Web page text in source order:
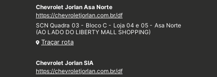
Chevrolet Jorlan Asa Norte
https://chevroletjorlan.com.br/df
SCN Quadra 03 - Bloco C - Loja 04 e 05 - Asa Norte
(AO LADO DO LIBERTY MALL SHOPPING)
Traçar rota
Chevrolet Jorlan SIA
https://chevroletjorlan.com.br/df